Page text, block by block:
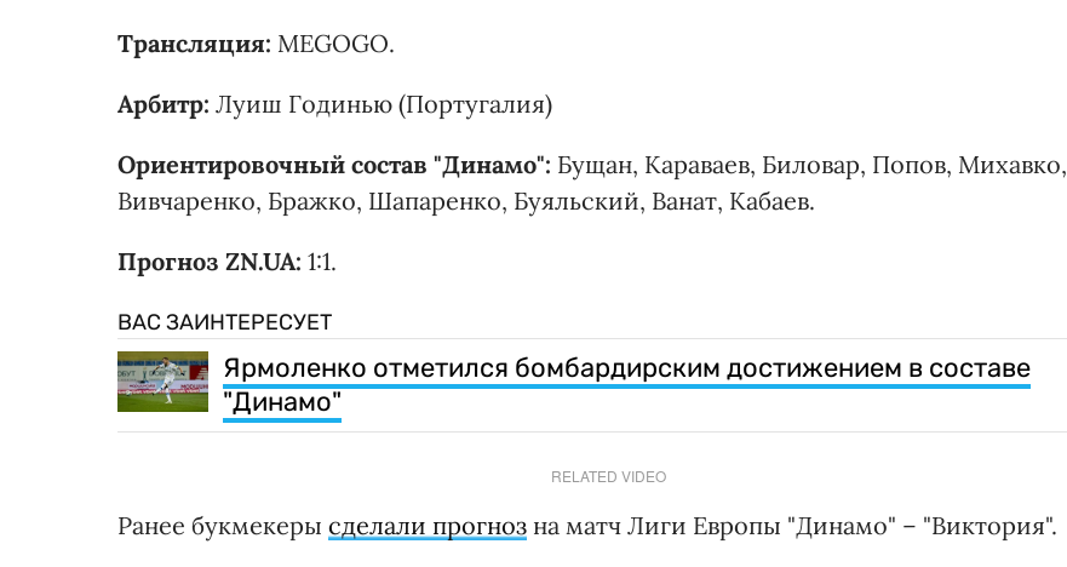
Трансляция: MEGOGO.
Арбитр: Луиш Годинью (Португалия)
Ориентировочный состав "Динамо": Бущан, Караваев, Биловар, Попов, Михавко,
Вивчаренко, Бражко, Шапаренко, Буяльский, Ванат, Кабаев.
Прогноз ZN.UA: 1:1.
ВАС ЗАИНТЕРЕСУЕТ
Ярмоленко отметился бомбардирским достижением в составе
"Динамо"
RELATED VIDEO
Ранее букмекеры сделали прогноз на матч Лиги Европы "Динамо" – "Виктория".